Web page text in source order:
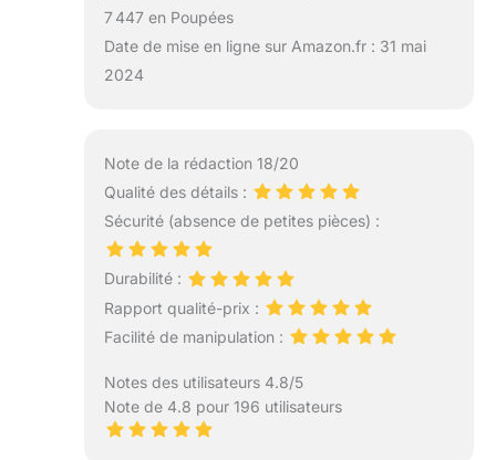
7 447 en Poupées
Date de mise en ligne sur Amazon.fr : 31 mai
2024
Note de la rédaction 18/20
Qualité des détails :
Sécurité (absence de petites pièces) :
Durabilité :
Rapport qualité-prix :
Facilité de manipulation :
Notes des utilisateurs 4.8/5
Note de 4.8 pour 196 utilisateurs